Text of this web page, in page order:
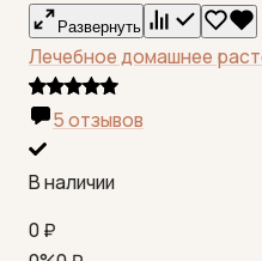
Развернуть
Лечебное домашнее
5 отзывов
В наличии
0₽